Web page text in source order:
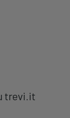
trevi.it